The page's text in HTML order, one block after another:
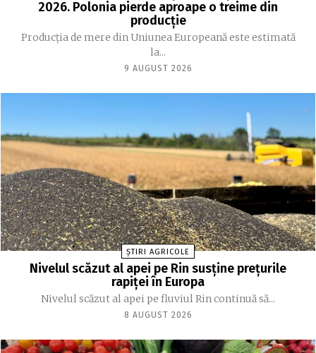
2026. Polonia pierde aproape o treime din
producție
Producția de mere din Uniunea Europeană este estimată
la...
9 AUGUST 2026
ȘTIRI AGRICOLE
Nivelul scăzut al apei pe Rin susține prețurile
rapiței în Europa
Nivelul scăzut al apei pe fluviul Rin continuă să...
8 AUGUST 2026